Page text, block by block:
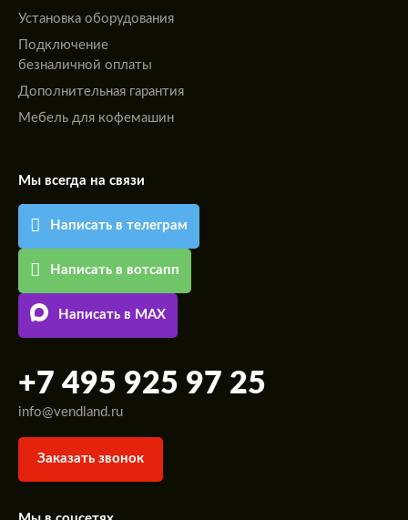
Установка оборудования
Подключение
безналичной оплаты
Дополнительная гарантия
Мебель для кофемашин
Мы всегда на связи
Написать в телеграм
Написать в вотсапп
Написать в MAX
+7 495 925 97 25
info@vendland.ru
Заказать звонок